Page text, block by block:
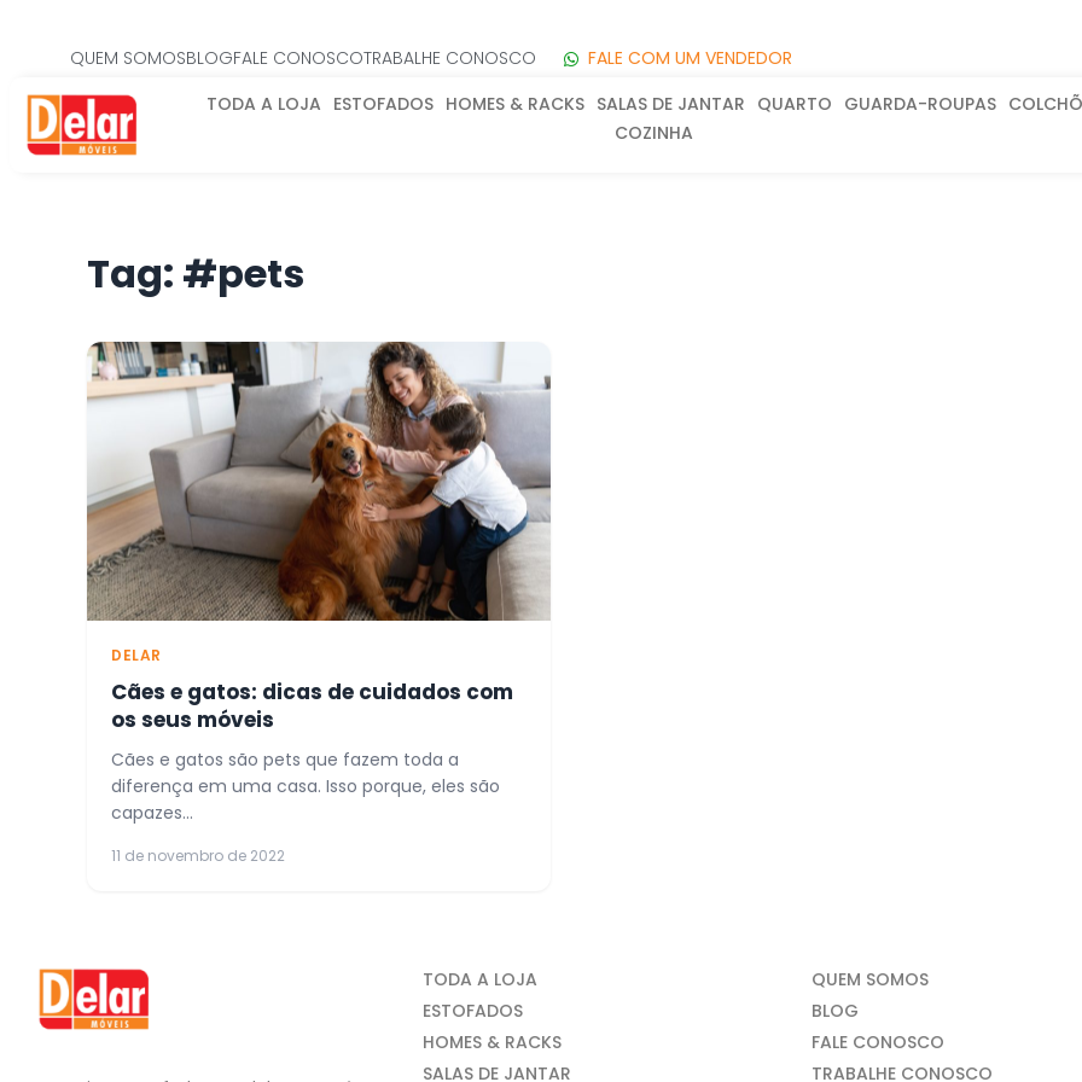
QUEM SOMOSBLOGFALE CONOSCOTRABALHE CONOSCO
FALE COM UM VENDEDOR
TODA A LOJA ESTOFADOS HOMES & RACKS SALAS DE JANTAR QUARTO GUARDA-ROUPAS
COZINHA
Tag: #pets
DELAR
Cães e gatos: dicas de cuidados com
os seus móveis
Cães e gatos são pets que fazem toda a
diferença em uma casa. Isso porque, eles são
capazes...
11 de novembro de 2022
TODA A LOJA
ESTOFADOS
HOMES & RACKS
SALAS DE JANTAR
QUEM SOMOS
BLOG
FALE CONOSCO
TRABALHE CONOSCO